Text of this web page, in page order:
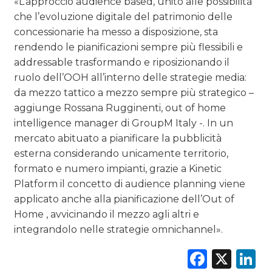
che l’evoluzione digitale del patrimonio delle
concessionarie ha messo a disposizione, sta
rendendo le pianificazioni sempre più flessibili e
addressable trasformando e riposizionando il
ruolo dell’OOH all’interno delle strategie media:
da mezzo tattico a mezzo sempre più strategico –
aggiunge Rossana Rugginenti, out of home
intelligence manager di GroupM Italy -. In un
mercato abituato a pianificare la pubblicità
esterna considerando unicamente territorio,
formato e numero impianti, grazie a Kinetic
Platform il concetto di audience planning viene
applicato anche alla pianificazione dell’Out of
Home , avvicinando il mezzo agli altri e
integrandolo nelle strategie omnichannel».
X